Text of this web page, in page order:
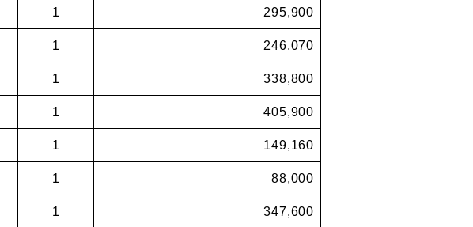
1 295,900
1 246,070
1 338,800
1 405,900
1 149,160
1 88,000
1 347,600